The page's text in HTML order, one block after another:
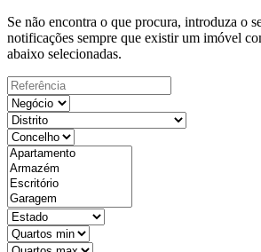
Se não encontra o que procura, introduza o
notificações sempre que existir um imóvel
abaixo selecionadas.